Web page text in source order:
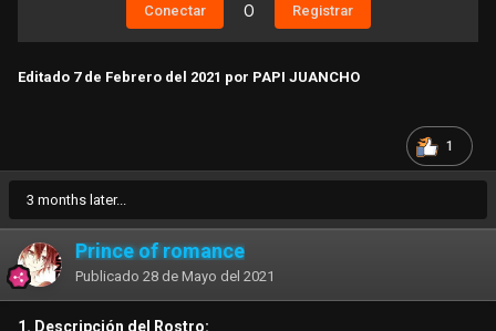
18. Limpieza y Privacidad en la habitación:
8/10 (solo pusieron un jabón)
19. Puntaje de Atención (0/10):
20. Comentarios Adicionales:
En cuarentena va atender con agenda... La webada es
como llegar hasta risso sin que me cague la policía
jajaja.
Conectar O Registrar
Editado 7 de Febrero del 2021 por PAPI JUANCHO
1
3 months later...
Prince of romance
Publicado 28 de Mayo del 2021
1. Descripción del Rostro: